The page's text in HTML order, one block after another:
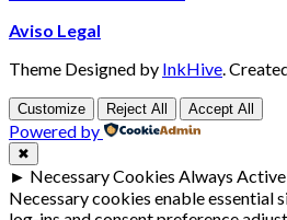
Aviso Legal
Theme Designed by InkHive
Customize Reject All Accept All
Powered by
✖
► Necessary Cookies Always Active
Necessary cookies enable essential